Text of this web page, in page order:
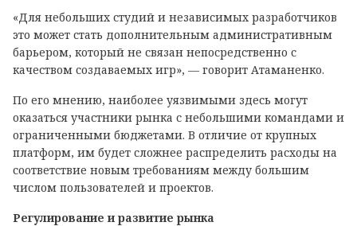
«Для небольших студий и независимых разработчиков
это может стать дополнительным административным
барьером, который не связан непосредственно с
качеством создаваемых игр», — говорит Атаманенко.
По его мнению, наиболее уязвимыми здесь могут
оказаться участники рынка с небольшими командами и
ограниченными бюджетами. В отличие от крупных
платформ, им будет сложнее распределить расходы на
соответствие новым требованиям между большим
числом пользователей и проектов.
Регулирование и развитие рынка